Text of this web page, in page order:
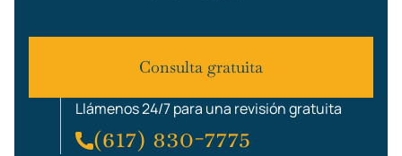
Consulta gratuita
Llámenos 24/7 para una revisión gratuita
(617) 830-7775